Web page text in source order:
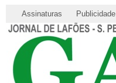
Assinaturas Publicidade